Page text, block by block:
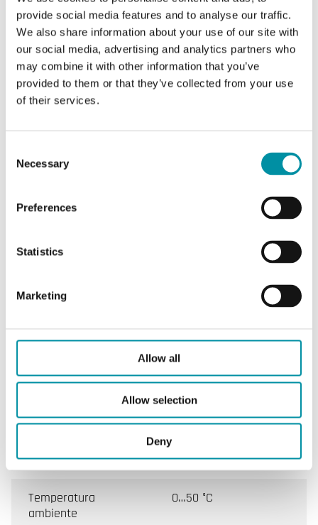
provide social media features and to analyse our traffic.
We also share information about your use of our site with
our social media, advertising and analytics partners who
may combine it with other information that you’ve
provided to them or that they’ve collected from your use
of their services.
Selection
Necessary
Preferences
Statistics
Marketing
Allow all
Allow selection
Deny
Controllo ventilatore a 3
velocità
No
Manopola di regolazione
setpoint
Si
Sensore di temperatura
Sensore CO2
Caratteristiche di Unità esterna da ambiente
24VAC (18...30 V AC
50/60Hz / ), 0.8 VA
Grado di protezione IP20
(senza condensa)
Temperatura
ambiente
0…50 °C